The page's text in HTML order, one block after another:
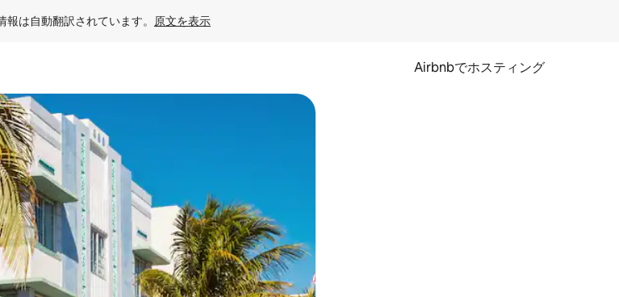
報は自動翻訳されています。 原文を表示
Airbnbでホスティング